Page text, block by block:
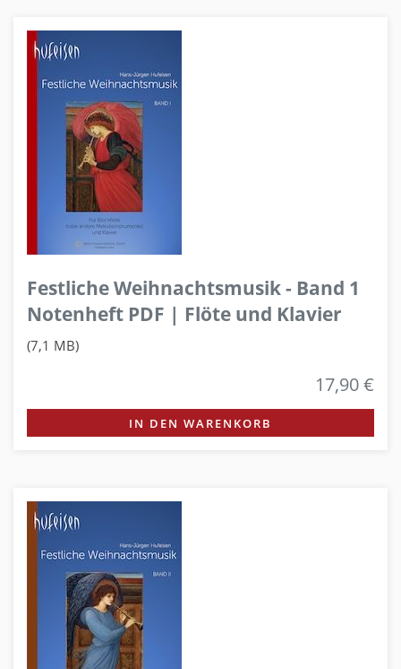
Festliche Weihnachtsmusik - Band 1
Notenheft PDF | Flöte und Klavier
(7,1 MB)
17,90 €
IN DEN WARENKORB